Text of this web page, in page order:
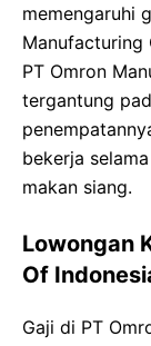
memengaruhi
Manufacturing
PT Omron
tergantung
bekerja
makan siang.
Lowongan
Of
Gaji di PT